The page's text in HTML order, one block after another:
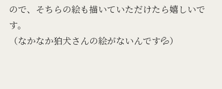
ので、そちらの絵も描いていただけたら嬉しいで
す。
（なかなか狛犬さんの絵がないんです💦）